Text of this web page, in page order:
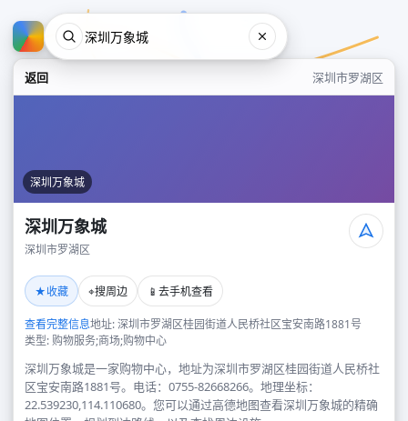
返回 深圳市罗湖区
深圳万象城
深圳万象城
深圳市罗湖区
★收藏 ⌖搜周边 📱 去手机查看
查看完整信息地址: 深圳市罗湖区桂园街道人民桥社区宝安南路1881号
类型: 购物服务;商场;购物中心
深圳万象城是一家购物中心，地址为深圳市罗湖区桂园街道人民桥社
区宝安南路1881号。电话：0755-82668266。地理坐标：
22.539230,114.110680。您可以通过高德地图查看深圳万象城的精确